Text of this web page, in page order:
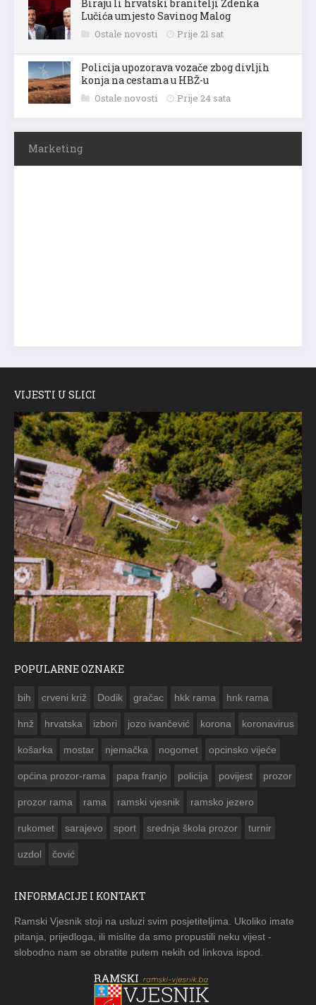
Biraju li hrvatski branitelji Zdenka
Lučića umjesto Savinog Malog
Ostale novosti Prije 21 sat
Policija upozorava vozače zbog divljih
konja na cestama u HBŽ-u
Ostale novosti Prije 24 sata
Marketing
VIJESTI U SLICI
POPULARNE OZNAKE
bih crveni križ Dodik gračac hkk rama hnk rama
hnž hrvatska izbori jozo ivančević korona koronavirus
košarka mostar njemačka nogomet opcinsko vijeće
općina prozor-rama papa franjo policija povijest prozor
prozor rama rama ramski vjesnik ramsko jezero
rukomet sarajevo sport srednja škola prozor turnir
uzdol čović
INFORMACIJE I KONTAKT
Ramski Vjesnik stoji na usluzi svim posjetiteljima. Ukoliko imate
pitanja, prijedloga, ili mislite da smo propustili neku vijest -
slobodno nam se obratite putem nekih od linkova ispod.